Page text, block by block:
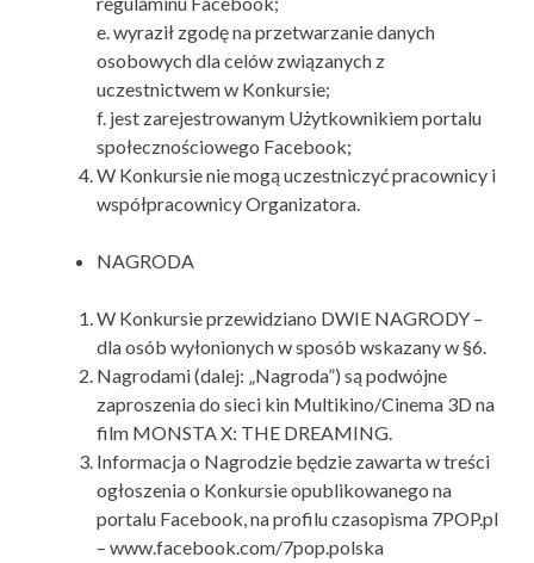
e. wyraził zgodę na przetwarzanie danych
osobowych dla celów związanych z
uczestnictwem w Konkursie;
f. jest zarejestrowanym Użytkownikiem portalu
społecznościowego Facebook;
W Konkursie nie mogą uczestniczyć pracownicy i
współpracownicy Organizatora.
NAGRODA
W Konkursie przewidziano DWIE NAGRODY –
dla osób wyłonionych w sposób wskazany w §6.
Nagrodami (dalej: „Nagroda”) są podwójne
zaproszenia do sieci kin Multikino/Cinema 3D na
film MONSTA X: THE DREAMING.
Informacja o Nagrodzie będzie zawarta w treści
ogłoszenia o Konkursie opublikowanego na
portalu Facebook, na profilu czasopisma 7POP.pl
– www.facebook.com/7pop.polska